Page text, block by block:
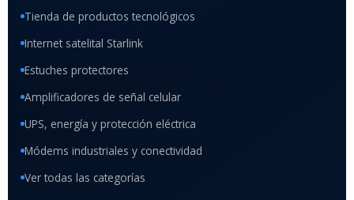
Tienda de productos tecnológicos
Internet satelital Starlink
Estuches protectores
Amplificadores de señal celular
UPS, energía y protección eléctrica
Módems industriales y conectividad
Ver todas las categorías